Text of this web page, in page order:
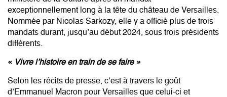
exceptionnellement long à la tête du château de Versailles.
Nommée par Nicolas Sarkozy, elle y a officié plus de trois
mandats durant, jusqu’au début 2024, sous trois présidents
différents.
« Vivre l’histoire en train de se faire »
Selon les récits de presse, c’est à travers le goût
d’Emmanuel Macron pour Versailles que celui-ci et